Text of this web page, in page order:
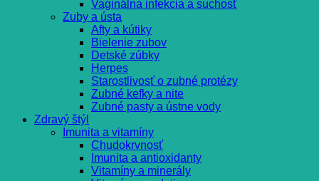
Vaginálna infekcia a suchosť
Zuby a ústa
Afty a kútiky
Bielenie zubov
Detské zúbky
Herpes
Starostlivosť o zubné protézy
Zubné kefky a nite
Zubné pasty a ústne vody
Zdravý štýl
Imunita a vitamíny
Chudokrvnosť
Imunita a antioxidanty
Vitamíny a minerály